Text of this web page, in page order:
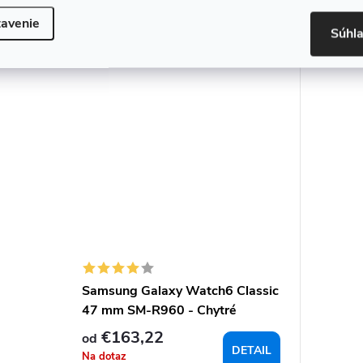
Samsung Galaxy Watch6 Classic
47 mm SM-R960 - Chytré
hodinky
od €163,22
Na dotaz DETAIL